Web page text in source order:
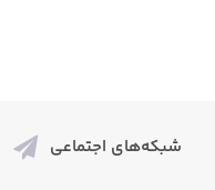
شبکه‌های اجتماعی